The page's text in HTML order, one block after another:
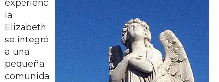
experienc
ia
Elizabeth
se integró
a una
pequeña
comunida